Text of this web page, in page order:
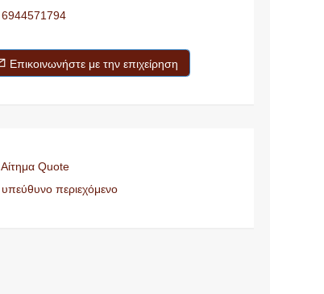
6944571794
Επικοινωνήστε με την επιχείρηση
Αίτημα Quote
υπεύθυνο περιεχόμενο